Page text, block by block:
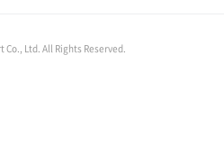
Ltd. All Rights Reserved.